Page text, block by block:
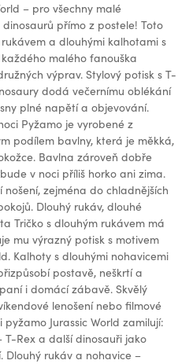
– pro všechny malé
přímo z postele! Toto
a dlouhými kalhotami s
malého fanouška
výprav. Stylový potisk s T-
dodá večernímu oblékání
plné napětí a objevování.
Pyžamo je vyrobené z
podílem bavlny, která je měkká,
Bavlna zároveň dobře
v noci příliš horko ani zima.
zejména do chladnějších
Dlouhý rukáv, dlouhé
Tričko s dlouhým rukávem má
mu výrazný potisk s motivem
Kalhoty s dlouhými nohavicemi
postavě, neškrtí a
i domácí zábavě. Skvělý
lenošení nebo filmové
Jurassic World zamilují:
T-Rex a další dinosauři jako
Dlouhý rukáv a nohavice –